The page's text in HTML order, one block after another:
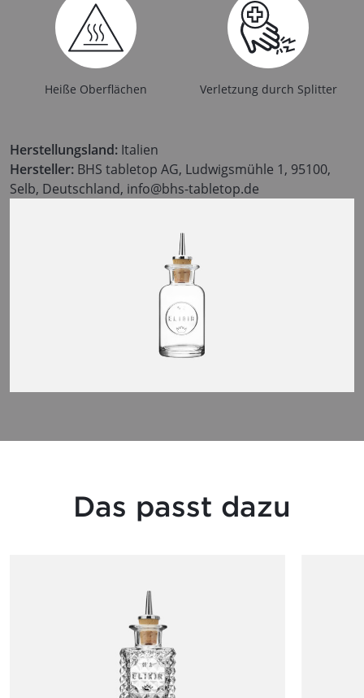
Heiße Oberflächen Verletzung durch Splitter
Herstellungsland: Italien
Hersteller: BHS tabletop AG, Ludwigsmühle 1, 95100,
Selb, Deutschland, info@bhs-tabletop.de
Das passt dazu